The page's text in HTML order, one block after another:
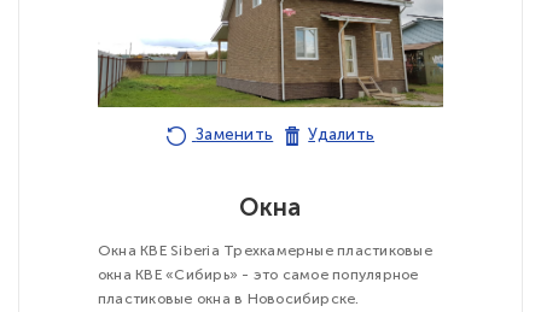
Заменить Удалить
Окна
Окна KBE Siberia Трехкамерные пластиковые
окна KBE «Сибирь» - это самое популярное
пластиковые окна в Новосибирске.